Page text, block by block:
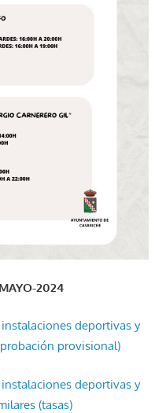
2024
deportivas y
provisional)
deportivas y
(tasas)